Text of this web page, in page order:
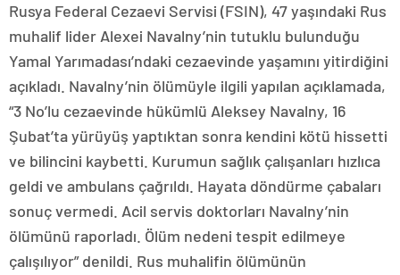
Rusya Federal Cezaevi Servisi (FSIN), 47 yaşındaki Rus
muhalif lider Alexei Navalny’nin tutuklu bulunduğu
Yamal Yarımadası’ndaki cezaevinde yaşamını yitirdiğini
açıkladı. Navalny’nin ölümüyle ilgili yapılan açıklamada,
“3 No’lu cezaevinde hükümlü Aleksey Navalny, 16
Şubat’ta yürüyüş yaptıktan sonra kendini kötü hissetti
ve bilincini kaybetti. Kurumun sağlık çalışanları hızlıca
geldi ve ambulans çağrıldı. Hayata döndürme çabaları
sonuç vermedi. Acil servis doktorları Navalny’nin
ölümünü raporladı. Ölüm nedeni tespit edilmeye
çalışılıyor” denildi. Rus muhalifin ölümünün